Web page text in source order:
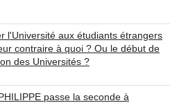
l'Université aux étudiants étrangers
contraire à quoi ? Ou le début de
des Universités ?
passe la seconde à